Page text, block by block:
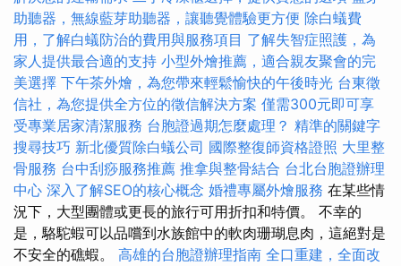
助聽器，無線藍芽助聽器，讓聽覺體驗更方便 除白蟻費
用，了解白蟻防治的費用與服務項目 了解失智症照護，為
家人提供最合適的支持 小型外燴推薦，適合親友聚會的完
美選擇 下午茶外燴，為您帶來輕鬆愉快的午後時光 台東徵
信社，為您提供全方位的徵信解決方案 僅需300元即可享
受專業居家清潔服務 台胞證過期怎麼處理？ 精準的關鍵字
搜尋技巧 新北優質除白蟻公司 國際整復師資格證照 大里整
骨服務 台中刮痧服務推薦 推拿與整骨結合 台北台胞證辦理
中心 深入了解SEO的核心概念 婚禮專屬外燴服務 在某些情
況下，大型團體或更長的旅行可用折扣和特價。 不幸的
是，駱駝蝦可以品嚐到水族館中的軟肉珊瑚息肉，這絕對是
不安全的礁蝦。 高雄的台胞證辦理指南 全口重建，全面改